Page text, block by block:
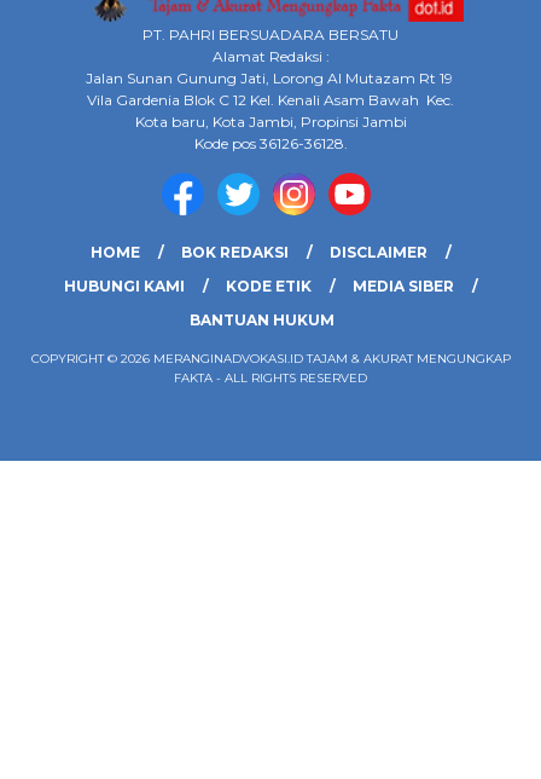
PT. PAHRI BERSUADARA BERSATU
Alamat Redaksi :
Jalan Sunan Gunung Jati, Lorong Al Mutazam Rt 19
Vila Gardenia Blok C 12 Kel. Kenali Asam Bawah Kec.
Kota baru, Kota Jambi, Propinsi Jambi
Kode pos 36126-36128.
HOME BOK REDAKSI
DISCLAIMER
HUBUNGI KAMI
KODE ETIK
MEDIA SIBER
BANTUAN HUKUM
COPYRIGHT © 2026 MERANGINADVOKASI.ID TAJAM & AKURAT MENGUNGKAP
FAKTA - ALL RIGHTS RESERVED